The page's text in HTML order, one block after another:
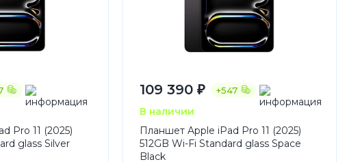
Pro 11 (2025)
glass Silver
+547
109 390 ₽
В наличии
Планшет Apple iPad Pro 11 (2025)
512GB Wi-Fi Standard glass Space
Black